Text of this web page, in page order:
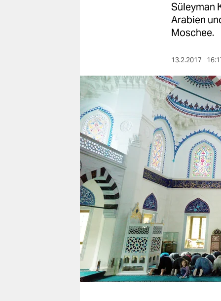
berlin
nord
wahrheit
verlag
verlag
veranstaltungen
shop
fragen & hilfe
unterstützen
abo
genossenschaft
Süleyman
Arabien
Moschee.
13.2.2017